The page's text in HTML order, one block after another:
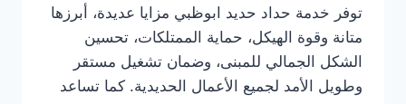
توفر خدمة حداد حديد ابوظبي مزايا عديدة، أبرزها
متانة وقوة الهيكل، حماية الممتلكات، تحسين
الشكل الجمالي للمبنى، وضمان تشغيل مستقر
وطويل الأمد لجميع الأعمال الحديدية. كما تساعد